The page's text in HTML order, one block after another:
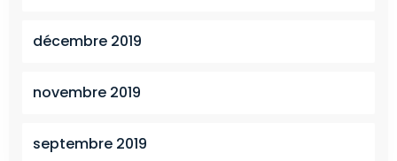
décembre 2019
novembre 2019
septembre 2019